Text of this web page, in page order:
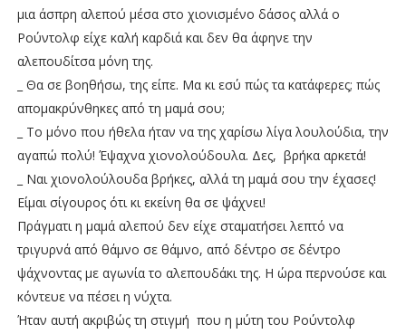
μια άσπρη αλεπού μέσα στο χιονισμένο δάσος αλλά ο
Ρούντολφ είχε καλή καρδιά και δεν θα άφηνε την
αλεπουδίτσα μόνη της.
_ Θα σε βοηθήσω, της είπε. Μα κι εσύ πώς τα κατάφερες; πώς
απομακρύνθηκες από τη μαμά σου;
_ Το μόνο που ήθελα ήταν να της χαρίσω λίγα λουλούδια, την
αγαπώ πολύ! Έψαχνα χιονολούδουλα. Δες, βρήκα αρκετά!
_ Ναι χιονολούλουδα βρήκες, αλλά τη μαμά σου την έχασες!
Είμαι σίγουρος ότι κι εκείνη θα σε ψάχνει!
Πράγματι η μαμά αλεπού δεν είχε σταματήσει λεπτό να
τριγυρνά από θάμνο σε θάμνο, από δέντρο σε δέντρο
ψάχνοντας με αγωνία το αλεπουδάκι της. Η ώρα περνούσε και
κόντευε να πέσει η νύχτα.
Ήταν αυτή ακριβώς τη στιγμή που η μύτη του Ρούντολφ